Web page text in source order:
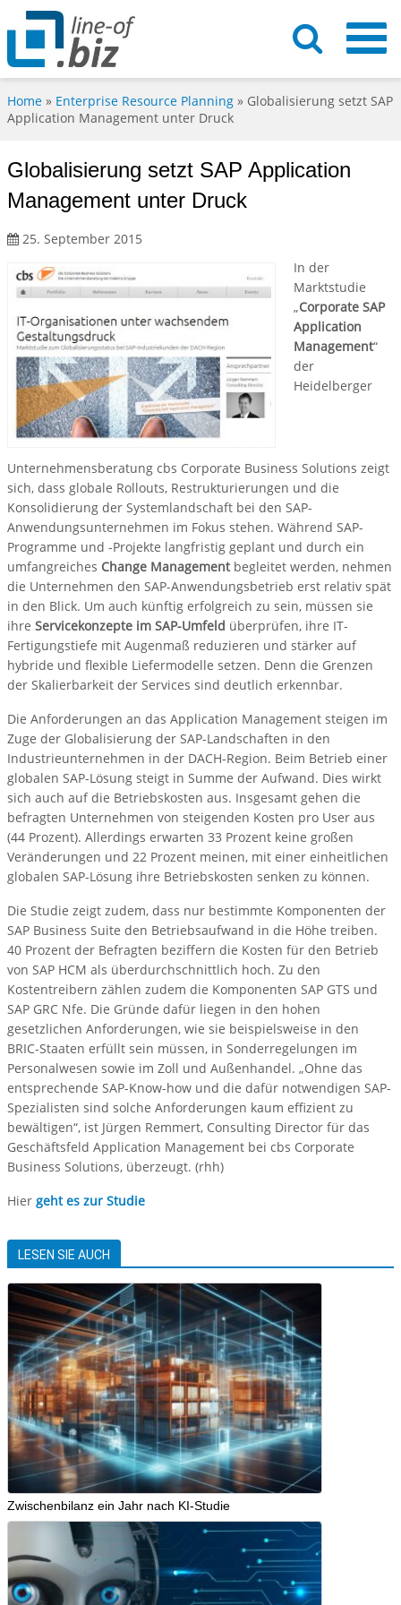
Home » Enterprise Resource Planning » Globalisierung setzt SAP
Application Management unter Druck
Globalisierung setzt SAP Application
Management unter Druck
25. September 2015
In der
Marktstudie
„Corporate SAP
Application
Management“
der
Heidelberger
Unternehmensberatung cbs Corporate Business Solutions zeigt
sich, dass globale Rollouts, Restrukturierungen und die
Konsolidierung der Systemlandschaft bei den SAP-
Anwendungsunternehmen im Fokus stehen. Während SAP-
Programme und -Projekte langfristig geplant und durch ein
umfangreiches Change Managementbegleitet werden, nehmen
die Unternehmen den SAP-Anwendungsbetrieb erst relativ spät
in den Blick. Um auch künftig erfolgreich zu sein, müssen sie
ihre Servicekonzepte im SAP-Umfeld überprüfen, ihre IT-
Fertigungstiefe mit Augenmaß reduzieren und stärker auf
hybride und flexible Liefermodelle setzen. Denn die Grenzen
der Skalierbarkeit der Services sind deutlich erkennbar.
Die Anforderungen an das Application Management steigen im
Zuge der Globalisierung der SAP-Landschaften in den
Industrieunternehmen in der DACH-Region. Beim Betrieb einer
globalen SAP-Lösung steigt in Summe der Aufwand. Dies wirkt
sich auch auf die Betriebskosten aus. Insgesamt gehen die
befragten Unternehmen von steigenden Kosten pro User aus
(44 Prozent). Allerdings erwarten 33 Prozent keine großen
Veränderungen und 22 Prozent meinen, mit einer einheitlichen
globalen SAP-Lösung ihre Betriebskosten senken zu können.
Die Studie zeigt zudem, dass nur bestimmte Komponenten der
SAP Business Suite den Betriebsaufwand in die Höhe treiben.
40 Prozent der Befragten beziffern die Kosten für den Betrieb
von SAP HCM als überdurchschnittlich hoch. Zu den
Kostentreibern zählen zudem die Komponenten SAP GTS und
SAP GRC Nfe. Die Gründe dafür liegen in den hohen
gesetzlichen Anforderungen, wie sie beispielsweise in den
BRIC-Staaten erfüllt sein müssen, in Sonderregelungen im
Personalwesen sowie im Zoll und Außenhandel. „Ohne das
entsprechende SAP-Know-how und die dafür notwendigen SAP-
Spezialisten sind solche Anforderungen kaum effizient zu
bewältigen“, ist Jürgen Remmert, Consulting Director für das
Geschäftsfeld Application Management bei cbs Corporate
Business Solutions, überzeugt. (rhh)
Hier geht es zur Studie
LESEN SIE AUCH
Zwischenbilanz ein Jahr nach KI-Studie